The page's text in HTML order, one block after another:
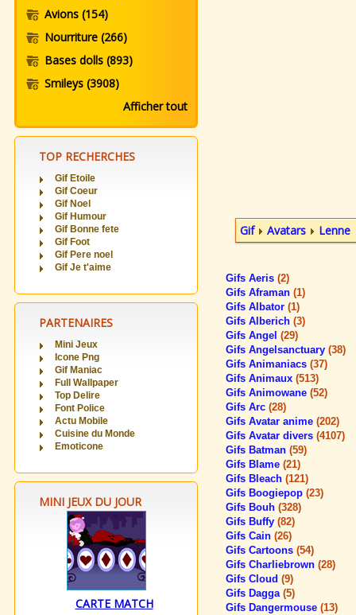
Avions (154)
Nourriture (266)
Bases dolls (893)
Smileys (3908)
Afficher tout
TOP RECHERCHES
Gif Etoile
Gif Coeur
Gif Noel
Gif Humour
Gif Bonne fete
Gif Foot
Gif Pere noel
Gif Je t'aime
PARTENAIRES
Mini Jeux
Icone Png
Gif Maniac
Full Wallpaper
Top Delire
Font Police
Actu Mobile
Cuisine du Monde
Emoticone
MINI JEUX DU JOUR
CARTE MATCH
Gif Avatars Lenne
Gifs Aeris (2)
Gifs Aframan (1)
Gifs Albator (1)
Gifs Alberich (3)
Gifs Angel (29)
Gifs Angelsanctuary (38)
Gifs Animaniacs (37)
Gifs Animaux (513)
Gifs Animowane (52)
Gifs Arc (28)
Gifs Avatar anime (202)
Gifs Avatar divers (4107)
Gifs Batman (59)
Gifs Blame (21)
Gifs Bleach (121)
Gifs Boogiepop (23)
Gifs Bouh (328)
Gifs Buffy (82)
Gifs Cain (26)
Gifs Cartoons (54)
Gifs Charliebrown (28)
Gifs Cloud (9)
Gifs Dagga (5)
Gifs Dangermouse (13)